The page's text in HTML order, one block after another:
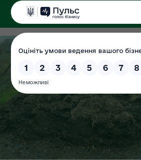
ДЕРЖЕКОІНСПЕКЦІЯ